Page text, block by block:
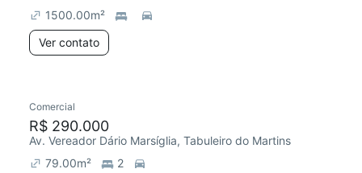
1500.00m²
Ver contato
Comercial
R$ 290.000
Av. Vereador Dário Marsíglia, Tabuleiro do Martins
79.00m²
2